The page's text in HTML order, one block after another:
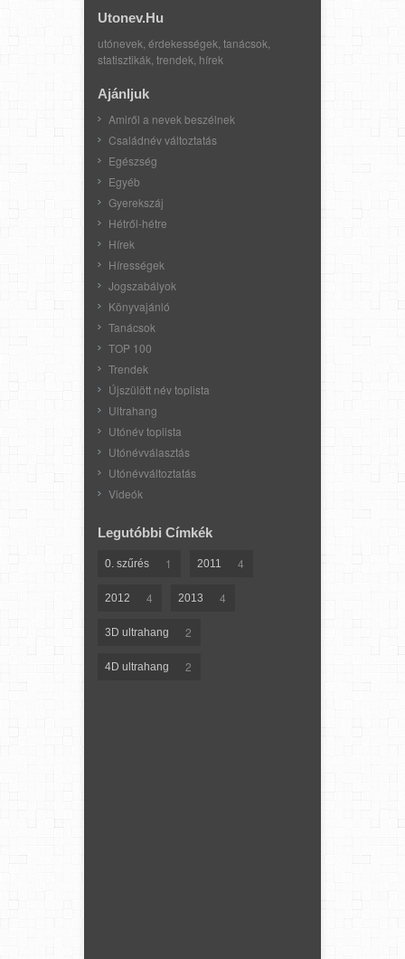
Utonev.hu
utónevek, érdekességek, tanácsok,
statisztikák, trendek, hírek
Ajánljuk
Amiről a nevek beszélnek
Családnév változtatás
Egészség
Egyéb
Gyerekszáj
Hétről-hétre
Hírek
Hírességek
Jogszabályok
Könyvajánló
Tanácsok
TOP 100
Trendek
Újszülött név toplista
Ultrahang
Utónév toplista
Utónévválasztás
Utónévváltoztatás
Videók
Legutóbbi Címkék
0. szűrés 1 2011 4
2012 4 2013 4
3D ultrahang 2
4D ultrahang 2